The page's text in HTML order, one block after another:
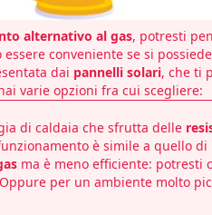
alternativo al gas, potresti
conveniente se si
dai pannelli solari, che ti
varie opzioni fra cui scegliere:
di caldaia che sfrutta delle
è simile a quello di
ma è meno efficiente: potresti
per un ambiente molto